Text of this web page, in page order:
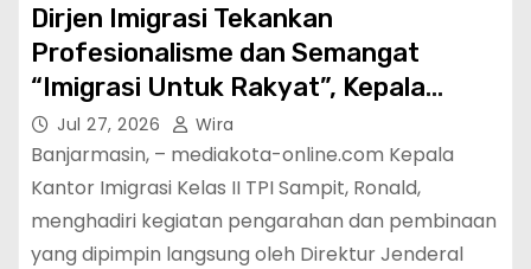
Dirjen Imigrasi Tekankan
Profesionalisme dan Semangat
“Imigrasi Untuk Rakyat”, Kepala
Kantor Imigrasi Sampit Siap
Tingkatkan Pelayanan Publik
Jul 27, 2026 Wira
Banjarmasin, – mediakota-online.com Kepala
Kantor Imigrasi Kelas II TPI Sampit, Ronald,
menghadiri kegiatan pengarahan dan pembinaan
yang dipimpin langsung oleh Direktur Jenderal